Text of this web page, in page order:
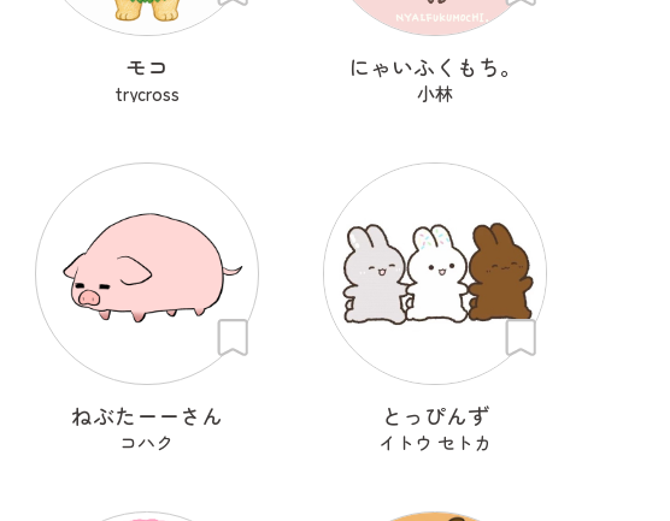
モコ
trycross
にゃいふくもち。
小林
ねぶたーーさん
コハク
とっぴんず
イトウ セトカ